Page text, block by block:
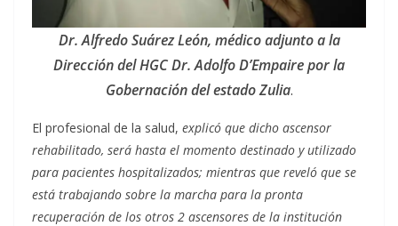
Dr. Alfredo Suárez León, médico adjunto a la
Dirección del HGC Dr. Adolfo D’Empaire por la
Gobernación del estado Zulia.
El profesional de la salud, explicó que dicho ascensor
rehabilitado, será hasta el momento destinado y utilizado
para pacientes hospitalizados; mientras que reveló que se
está trabajando sobre la marcha para la pronta
recuperación de los otros 2 ascensores de la institución